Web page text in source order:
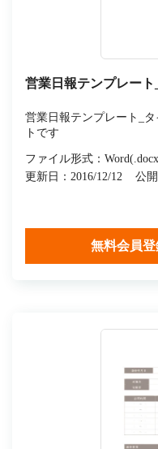
営業日報テンプレー
営業日報テンプレート_
トです
ファイル形式：
更新日：2016/12/12
公
無料会員